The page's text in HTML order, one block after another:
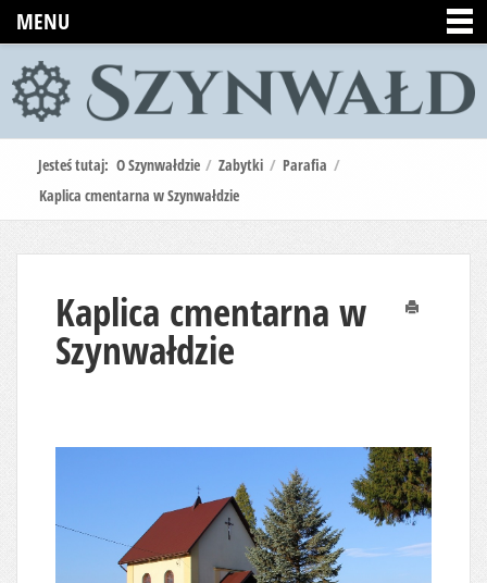
MENU
Jesteś tutaj: O Szynwałdzie / Zabytki / Parafia /
Kaplica cmentarna w Szynwałdzie
Kaplica cmentarna w
Szynwałdzie